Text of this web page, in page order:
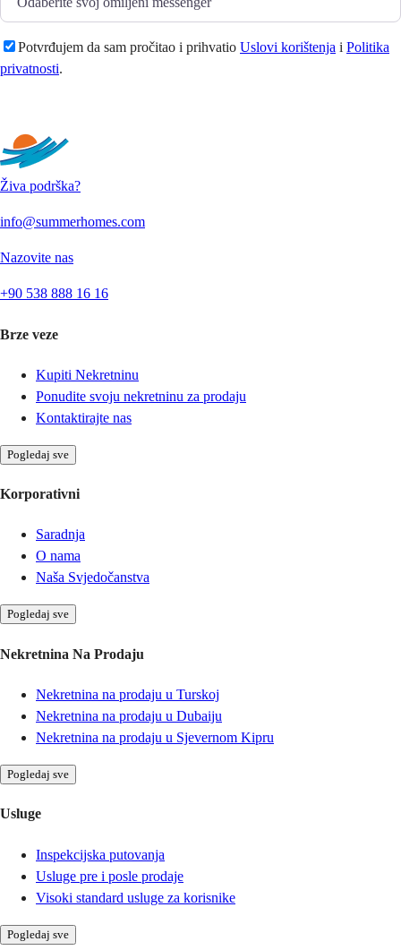
Potvrđujem da sam pročitao i prihvatio Uslovi korištenja i Politika
privatnosti.
Živa podrška?
info@summerhomes.com
Nazovite nas
+90 538 888 16 16
Brze veze
Kupiti Nekretninu
Ponudite svoju nekretninu za prodaju
Kontaktirajte nas
Pogledaj sve
Korporativni
Saradnja
O nama
Naša Svjedočanstva
Pogledaj sve
Nekretnina Na Prodaju
Nekretnina na prodaju u Turskoj
Nekretnina na prodaju u Dubaiju
Nekretnina na prodaju u Sjevernom Kipru
Pogledaj sve
Usluge
Inspekcijska putovanja
Usluge pre i posle prodaje
Visoki standard usluge za korisnike
Pogledaj sve